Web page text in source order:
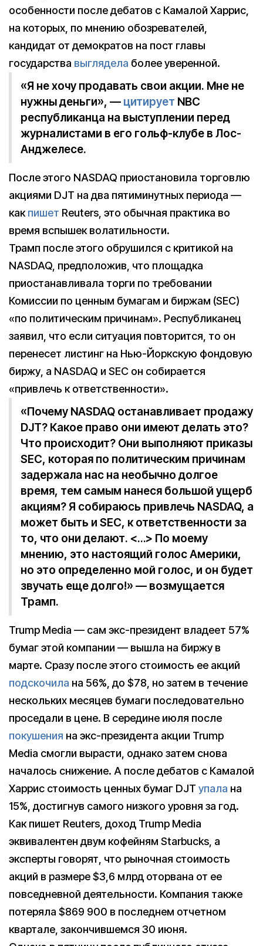
особенности после дебатов с Камалой Харрис,
на которых, по мнению обозревателей,
кандидат от демократов на пост главы
государства выглядела более уверенной.
«Я не хочу продавать свои акции. Мне не
нужны деньги», — цитирует NBC
республиканца на выступлении перед
журналистами в его гольф-клубе в Лос-
Анджелесе.
После этого NASDAQ приостановила торговлю
акциями DJT на два пятиминутных периода —
какпишет Reuters, это обычная практика во
время вспышек волатильности.
Трамп после этого обрушился с критикой на
NASDAQ, предположив, что площадка
приостанавливала торги по требовании
Комиссии по ценным бумагам и биржам (SEC)
«по политическим причинам». Республиканец
заявил, что если ситуация повторится, то он
перенесет листинг на Нью-Йоркскую фондовую
биржу, а NASDAQ и SEC он собирается
«привлечь к ответственности».
«Почему NASDAQ останавливает продажу
DJT? Какое право они имеют делать это?
Что происходит? Они выполняют приказы
SEC, которая по политическим причинам
задержала нас на необычно долгое
время, тем самым нанеся большой ущерб
акциям? Я собираюсь привлечь NASDAQ, а
может быть и SEC, к ответственности за
то, что они делают. <…> По моему
мнению, это настоящий голос Америки,
но это определенно мой голос, и он будет
звучать еще долго!» — возмущается
Трамп.
Trump Media — сам экс-президент владеет 57%
бумаг этой компании — вышла на биржу в
марте. Сразу после этого стоимость ее акций
подскочила на 56%, до $78, но затем в течение
нескольких месяцев бумаги последовательно
проседали в цене. В середине июля после
покушения на экс-президента акции Trump
Media смогли вырасти, однако затем снова
началось снижение. А после дебатов с Камалой
Харрис стоимость ценных бумаг DJT упала на
15%, достигнув самого низкого уровня за год.
Как пишет Reuters, доход Trump Media
эквивалентен двум кофейням Starbucks, а
эксперты говорят, что рыночная стоимость
акций в размере $3,6 млрд оторвана от ее
повседневной деятельности. Компания также
потеряла $869 900 в последнем отчетном
квартале, закончившемся 30 июня.